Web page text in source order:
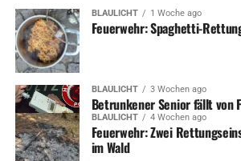
BLAULICHT 1 Woche ago
Feuerwehr: Spaghetti-
BLAULICHT 3 Wochen ago
Betrunkener Senior fällt von
BLAULICHT 4 Wochen ago
Feuerwehr: Zwei
im Wald